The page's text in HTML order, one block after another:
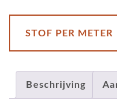
STOF PER METER
Beschrijving